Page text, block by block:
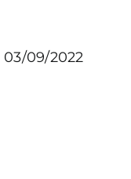
03/09/2022